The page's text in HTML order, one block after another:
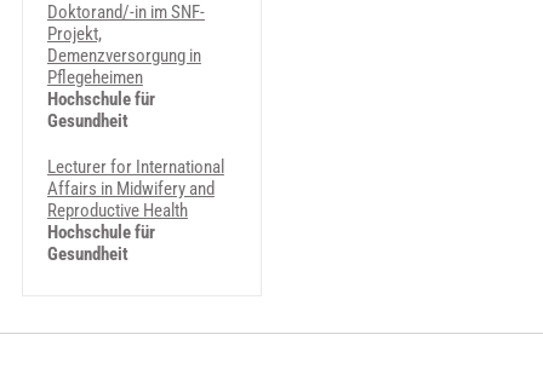
Doktorand/-in im SNF-
Projekt,
Demenzversorgung in
Pflegeheimen
Hochschule für
Gesundheit
Lecturer for International
Affairs in Midwifery and
Reproductive Health
Hochschule für
Gesundheit